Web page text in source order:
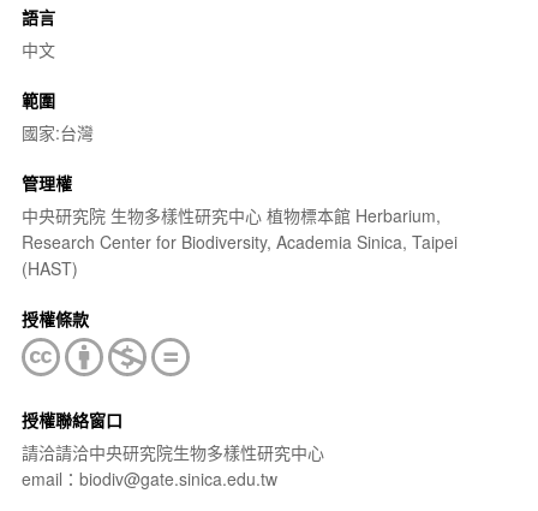
語言
中文
範圍
國家:台灣
管理權
中央研究院 生物多樣性研究中心 植物標本館 Herbarium,
Research Center for Biodiversity, Academia Sinica, Taipei
(HAST)
授權條款
授權聯絡窗口
請洽請洽中央研究院生物多樣性研究中心
email：biodiv@gate.sinica.edu.tw